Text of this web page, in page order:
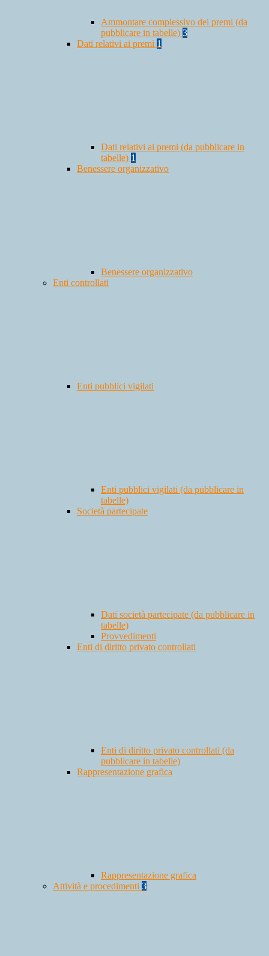
Ammontare complessivo dei premi (da
pubblicare in tabelle) 3
Dati relativi ai premi 1
Dati relativi ai premi (da pubblicare in
tabelle) 1
Benessere organizzativo
Benessere organizzativo
Enti controllati
Enti pubblici vigilati
Enti pubblici vigilati (da pubblicare in
tabelle)
Società partecipate
Dati società partecipate (da pubblicare in
tabelle)
Provvedimenti
Enti di diritto privato controllati
Enti di diritto privato controllati (da
pubblicare in tabelle)
Rappresentazione grafica
Rappresentazione grafica
Attività e procedimenti 3